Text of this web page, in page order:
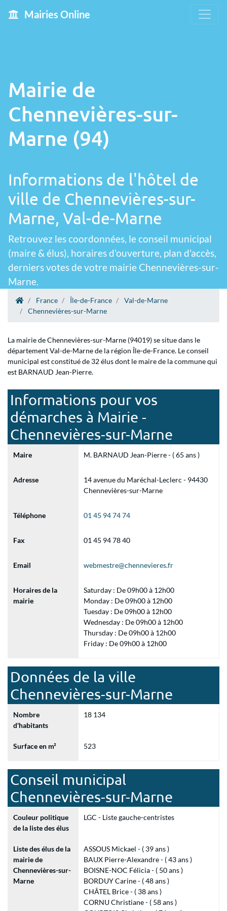
Mairies Online
Mairie de
Chennevières-sur-
Marne (94)
Informations de l'hôtel de
ville de Chennevières-sur-
Marne, Val-de-Marne
Retrouvez les coordonnées, le conseil municipal
(maire & élus), horaires d'ouverture, plan d'accès,
derniers votes de votre mairie Chennevières-sur-
Marne.
France Île-de-France
Val-de-Marne
Chennevières-sur-Marne
La mairie de Chennevières-sur-Marne (94019) se situe dans le
département Val-de-Marne de la région Île-de-France. Le conseil
municipal est constitué de 32 élus dont le maire de la commune qui
est BARNAUD Jean-Pierre.
Informations pour vos
démarches à Mairie -
Chennevières-sur-Marne
Maire M. BARNAUD Jean-Pierre - ( 65 ans )
Adresse
14 avenue du Maréchal-Leclerc - 94430
Chennevières-sur-Marne
Téléphone 01 45 94 74 74
Fax 01 45 94 78 40
Email webmestre@chennevieres.fr
Horaires de la
mairie
Saturday : De 09h00 à 12h00
Monday : De 09h00 à 12h00
Tuesday : De 09h00 à 12h00
Wednesday : De 09h00 à 12h00
Thursday : De 09h00 à 12h00
Friday : De 09h00 à 12h00
Données de la ville
Chennevières-sur-Marne
Nombre
d'habitants
18 134
Surface en m² 523
Conseil municipal
Chennevières-sur-Marne
Couleur politique
de la liste des élus
LGC - Liste gauche-centristes
Liste des élus de la
mairie de
Chennevières-sur-
Marne
ASSOUS Mickael - ( 39 ans )
BAUX Pierre-Alexandre - ( 43 ans )
BOISNE-NOC Félicia - ( 50 ans )
BORDUY Carine - ( 48 ans )
CHÂTEL Brice - ( 38 ans )
CORNU Christiane - ( 58 ans )